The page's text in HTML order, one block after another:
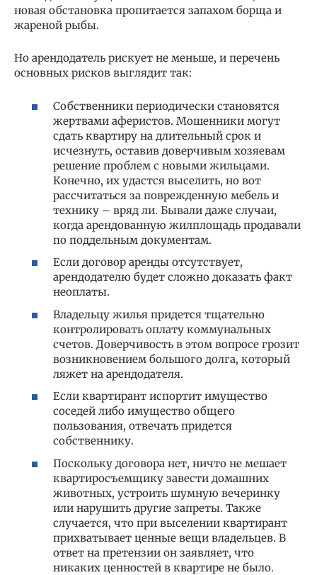
новая обстановка пропитается запахом борща и
жареной рыбы.
Но арендодатель рискует не меньше, и перечень
основных рисков выглядит так:
Собственники периодически становятся
жертвами аферистов. Мошенники могут
сдать квартиру на длительный срок и
исчезнуть, оставив доверчивым хозяевам
решение проблем с новыми жильцами.
Конечно, их удастся выселить, но вот
рассчитаться за поврежденную мебель и
технику – вряд ли. Бывали даже случаи,
когда арендованную жилплощадь продавали
по поддельным документам.
Если договор аренды отсутствует,
арендодателю будет сложно доказать факт
неоплаты.
Владельцу жилья придется тщательно
контролировать оплату коммунальных
счетов. Доверчивость в этом вопросе грозит
возникновением большого долга, который
ляжет на арендодателя.
Если квартирант испортит имущество
соседей либо имущество общего
пользования, отвечать придется
собственнику.
Поскольку договора нет, ничто не мешает
квартиросъемщику завести домашних
животных, устроить шумную вечеринку
или нарушить другие запреты. Также
случается, что при выселении квартирант
прихватывает ценные вещи владельцев. В
ответ на претензии он заявляет, что
никаких ценностей в квартире не было.